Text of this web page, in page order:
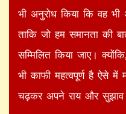
भी अनुरोध किया कि वह
ताकि जो हम समानता की
सम्मिलित किया जाए।
भी काफी महत्वपूर्ण है ऐसे में
चढ़कर अपने राय और